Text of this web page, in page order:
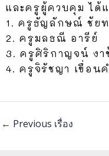
และครูผู้ควบคุม ได้
1. ครูธัญลักษณ์ ชัย
2. ครูมลธณี อารีย์
3. ครูศิริกาญจน์ งา
4. ครูจิรัชญา เขื่อนค
← Previous เรื่อง